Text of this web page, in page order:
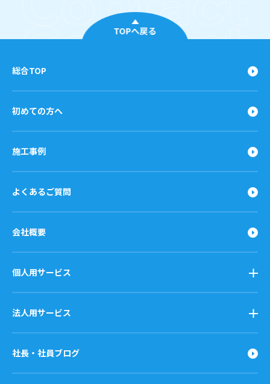
TOPへ戻る
総合TOP
初めての方へ
施工事例
よくあるご質問
会社概要
個人用サービス
法人用サービス
社長・社員ブログ